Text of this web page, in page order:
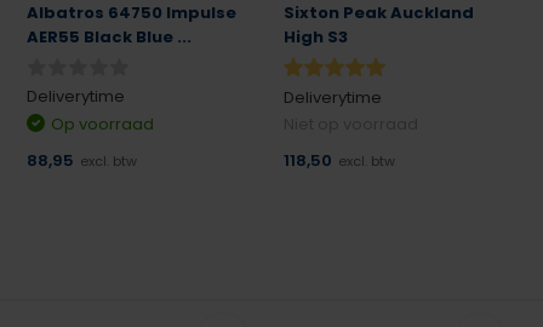
Albatros 64750 Impulse
AER55 Black Blue ...
Deliverytime
Op voorraad
88,95 excl. btw
Sixton Peak Auckland
High S3
Deliverytime
118,50 excl. btw